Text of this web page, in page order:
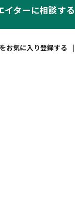
イターに相談する
|